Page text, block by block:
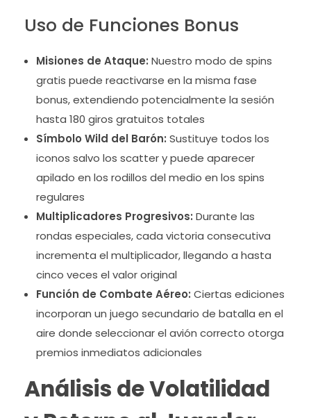
Uso de Funciones Bonus
Misiones de Ataque: Nuestro modo de spins
gratis puede reactivarse en la misma fase
bonus, extendiendo potencialmente la sesión
hasta 180 giros gratuitos totales
Símbolo Wild del Barón: Sustituye todos los
iconos salvo los scatter y puede aparecer
apilado en los rodillos del medio en los spins
regulares
Multiplicadores Progresivos: Durante las
rondas especiales, cada victoria consecutiva
incrementa el multiplicador, llegando a hasta
cinco veces el valor original
Función de Combate Aéreo: Ciertas ediciones
incorporan un juego secundario de batalla en el
aire donde seleccionar el avión correcto otorga
premios inmediatos adicionales
Análisis de Volatilidad